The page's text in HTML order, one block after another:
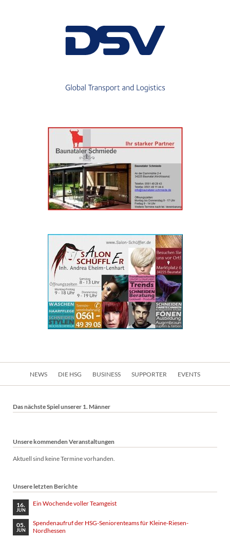
NEWS DIE HSG BUSINESS SUPPORTER EVENTS
Das nächste Spiel unserer 1. Männer
Unsere kommenden Veranstaltungen
Aktuell sind keine Termine vorhanden.
Unsere letzten Berichte
16.
JUN
Ein Wochende voller Teamgeist
05.
JUN
Spendenaufruf der HSG-Seniorenteams für Kleine-Riesen-
Nordhessen